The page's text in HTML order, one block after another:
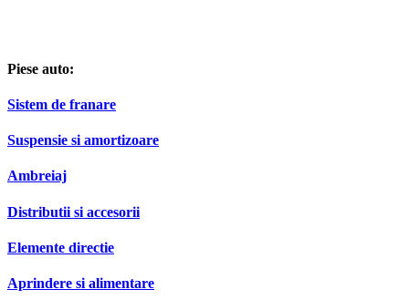
Ambreiaj
Distributii si accesorii
Elemente directie
Aprindere si alimentare
Sistem de racire
Evacuare
Confort si interior